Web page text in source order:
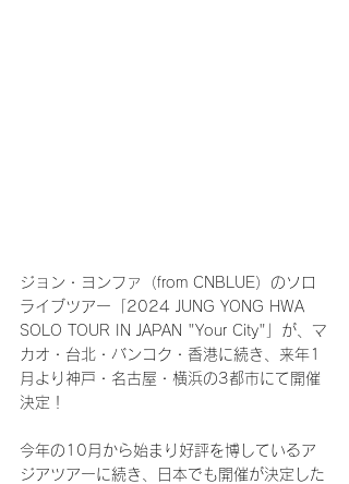
ジョン・ヨンファ（from CNBLUE）のソロ
ライブツアー「2024 JUNG YONG HWA
SOLO TOUR IN JAPAN "Your City"」が、マ
カオ・台北・バンコク・香港に続き、来年1
月より神戸・名古屋・横浜の3都市にて開催
決定！
今年の10月から始まり好評を博しているア
ジアツアーに続き、日本でも開催が決定した